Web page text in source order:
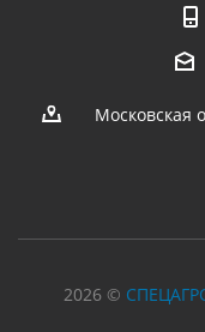
Московская
2026 ©